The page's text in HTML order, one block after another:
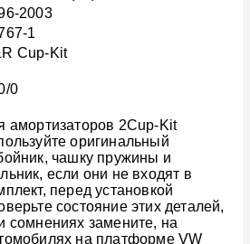
2003
1
Cup-Kit
0
амортизаторов 2Cup-Kit
оригинальный
чашку пружины и
если они не входят в
перед установкой
состояние этих деталей,
сомнениях замените, на
на платформе VW